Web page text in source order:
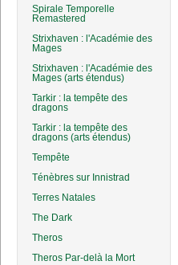
Spirale Temporelle
Remastered
Strixhaven : l'Académie des
Mages
Strixhaven : l'Académie des
Mages (arts étendus)
Tarkir : la tempête des
dragons
Tarkir : la tempête des
dragons (arts étendus)
Tempête
Ténèbres sur Innistrad
Terres Natales
The Dark
Theros
Theros Par-delà la Mort